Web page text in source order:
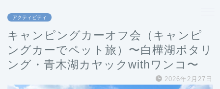
アクティビティ
キャンピングカーオフ会（キャンピ
ングカーでペット旅）〜白樺湖ポタリ
ング・青木湖カヤックwithワンコ〜
2026年2月27日